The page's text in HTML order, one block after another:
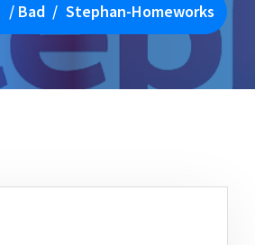
/ Bad/ Stephan-Homeworks